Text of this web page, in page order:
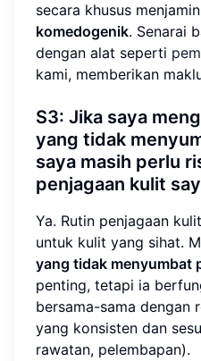
secara khusus
komedogenik. Senarai
dengan alat seperti
kami, memberikan
S3: Jika saya
yang tidak
saya masih perlu
penjagaan kulit
Ya. Rutin penjagaan
untuk kulit yang sihat.
yang tidak menyumbat
penting, tetapi ia
bersama-sama dengan
yang konsisten dan
rawatan, pelembapan).